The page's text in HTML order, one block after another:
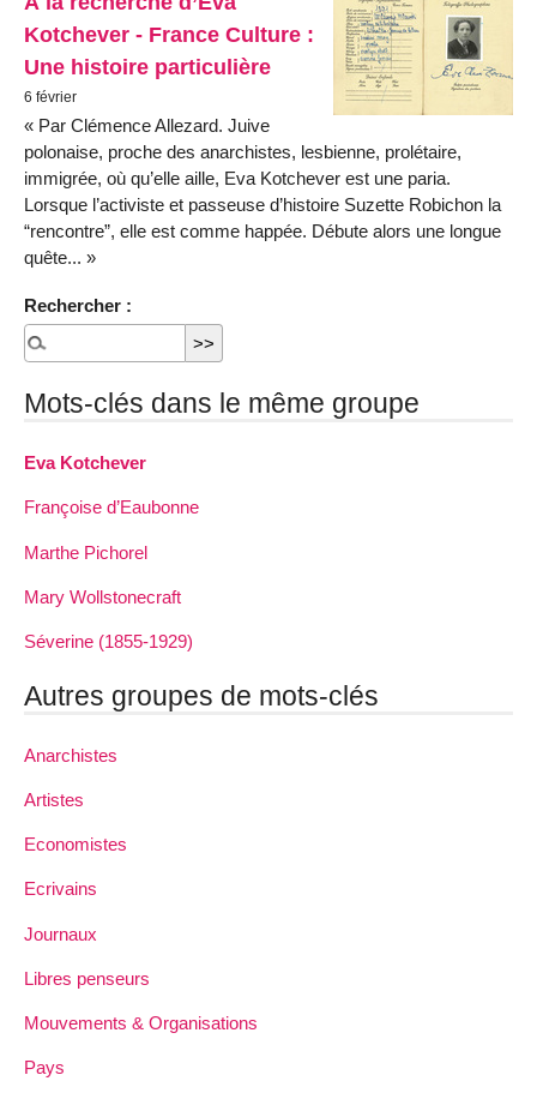
Kotchever - France Culture :
Une histoire particulière
6 février
« Par Clémence Allezard. Juive
polonaise, proche des anarchistes, lesbienne, prolétaire,
immigrée, où qu’elle aille, Eva Kotchever est une paria.
Lorsque l’activiste et passeuse d’histoire Suzette Robichon la
“rencontre”, elle est comme happée. Débute alors une longue
quête... »
Rechercher :
Mots-clés dans le même groupe
Eva Kotchever
Françoise d’Eaubonne
Marthe Pichorel
Mary Wollstonecraft
Séverine (1855-1929)
Autres groupes de mots-clés
Anarchistes
Artistes
Economistes
Ecrivains
Journaux
Libres penseurs
Mouvements & Organisations
Pays